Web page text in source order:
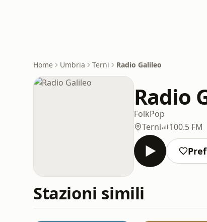
Home Umbria Terni Radio Galileo
Radio
FolkPop
Terni
100.5 FM
Stazioni simili